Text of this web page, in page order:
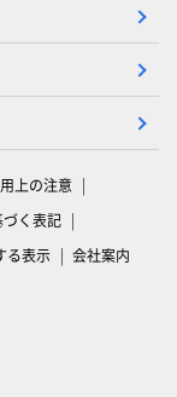
上の注意
く表記
る表示 会社案内